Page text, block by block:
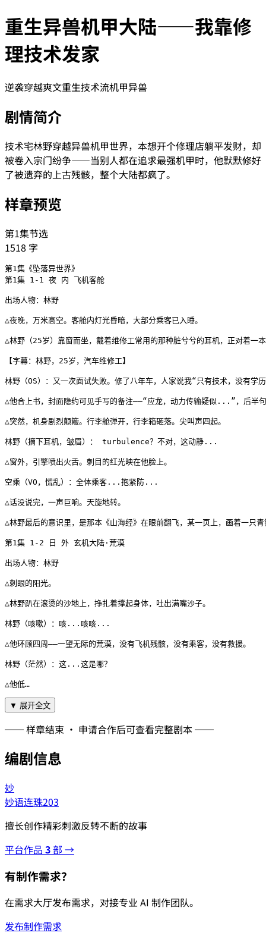
重生异兽机甲大陆——我靠修
理技术发家
逆袭穿越爽文重生技术流机甲异兽
剧情简介
技术宅林野穿越异兽机甲世界，本想开个修理店躺平发财，却
被卷入宗门纷争——当别人都在追求最强机甲时，他默默修好
了被遗弃的上古残骸，整个大陆都疯了。
样章预览
第1集节选
1518 字
第1集《坠落异世界》
第1集 1-1 夜 内 飞机客舱
出场人物：林野
△夜晚，万米高空。客舱内灯光昏暗，大部分乘客已入睡。
△林野（25岁）靠窗而坐，戴着维修工常用的那种脏兮兮的耳机，正对着一
【字幕：林野，25岁，汽车维修工】
林野（OS）：又一次面试失败。修了八年车，人家说我“只有技术，没有
△他合上书，封面隐约可见手写的备注——“应龙，动力传输疑似...”，后半
△突然，机身剧烈颠簸。行李舱弹开，行李箱砸落。尖叫声四起。
林野（摘下耳机，皱眉）： turbulence？不对，这动静...
△窗外，引擎喷出火舌。刺目的红光映在他脸上。
空乘（VO，慌乱）：全体乘客...抱紧防...
△话没说完，一声巨响。天旋地转。
△林野最后的意识里，是那本《山海经》在眼前翻飞，某一页上，画着一只
第1集 1-2 日 外 玄机大陆·荒漠
出场人物：林野
△刺眼的阳光。
△林野趴在滚烫的沙地上，挣扎着撑起身体，吐出满嘴沙子。
林野（咳嗽）：咳...咳咳...
△他环顾四周——一望无际的荒漠，没有飞机残骸，没有乘客，没有救援。
林野（茫然）：这...这是哪？
△他低…
▼ 展开全文
── 样章结束 · 申请合作后可查看完整剧本 ──
编剧信息
妙
妙语连珠203
擅长创作精彩刺激反转不断的故事
平台作品 3部 →
有制作需求？
在需求大厅发布需求，对接专业 AI 制作团队。
发布制作需求